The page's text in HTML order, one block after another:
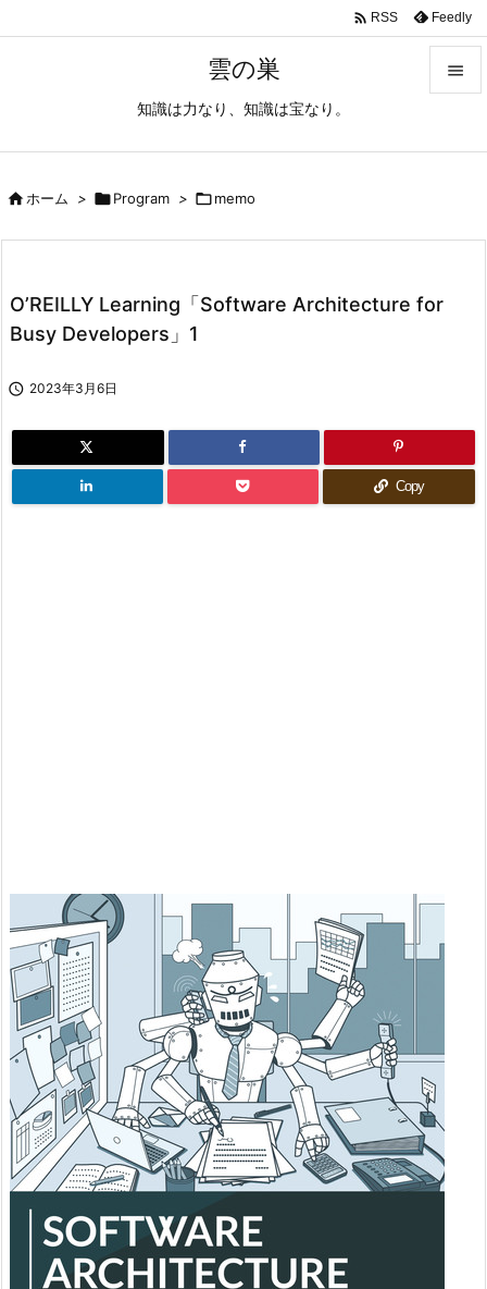
雲の巣
知識は力なり、知識は宝なり。

 RSS Feedly
ホーム > Program > memo
O’REILLY Learning「Software Architecture for
Busy Developers」1
 2023年3月6日
Copy